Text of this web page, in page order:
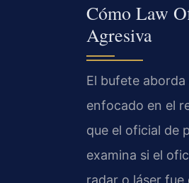
Cómo Law
Agresiva
El bufete
enfocado en el
que el oficial de
examina si el
radar o láser